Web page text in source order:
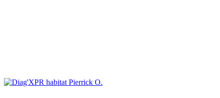
Pierrick O.